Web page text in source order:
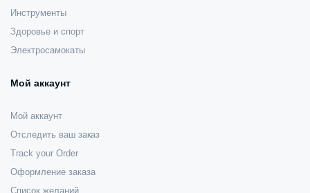
Инструменты
Здоровье и спорт
Электросамокаты
Мой аккаунт
Мой аккаунт
Отследить ваш заказ
Track your Order
Оформление заказа
Список желаний